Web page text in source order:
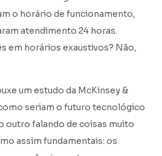
o horário de funcionamento,
atendimento 24 horas.
em horários exaustivos? Não,
um estudo da McKinsey &
seriam o futuro tecnológico
outro falando de coisas muito
assim fundamentais: os